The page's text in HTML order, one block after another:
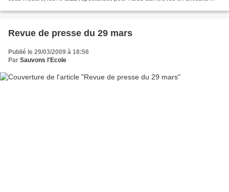
Revue de presse du 29 mars
Publié le 29/03/2009 à 18:56
Par Sauvons l'Ecole